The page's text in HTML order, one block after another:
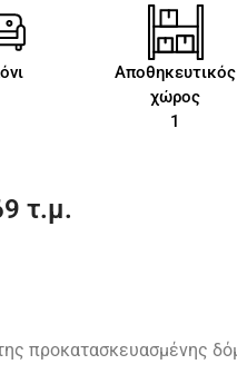
Αποθηκευτικός
χώρος
1
τ.μ.
προκατασκευασμένης